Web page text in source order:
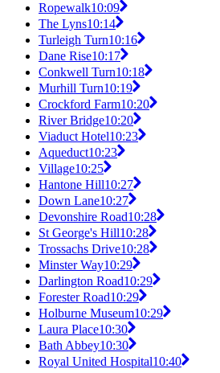
Ropewalk10:09
The Lyns10:14
Turleigh Turn10:16
Dane Rise10:17
Conkwell Turn10:18
Murhill Turn10:19
Crockford Farm10:20
River Bridge10:20
Viaduct Hotel10:23
Aqueduct10:23
Village10:25
Hantone Hill10:27
Down Lane10:27
Devonshire Road10:28
St George's Hill10:28
Trossachs Drive10:28
Minster Way10:29
Darlington Road10:29
Forester Road10:29
Holburne Museum10:29
Laura Place10:30
Bath Abbey10:30
Royal United Hospital10:40